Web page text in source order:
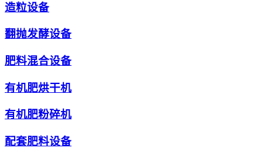
造粒设备
翻抛发酵设备
肥料混合设备
有机肥烘干机
有机肥粉碎机
配套肥料设备